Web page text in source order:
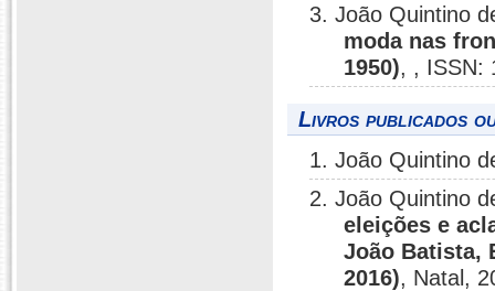
3. João Quintino
moda nas
1950), , ISSN:
Livros publicados
1. João Quintino
2. João Quintino
eleições e
João Batista,
2016), Natal,